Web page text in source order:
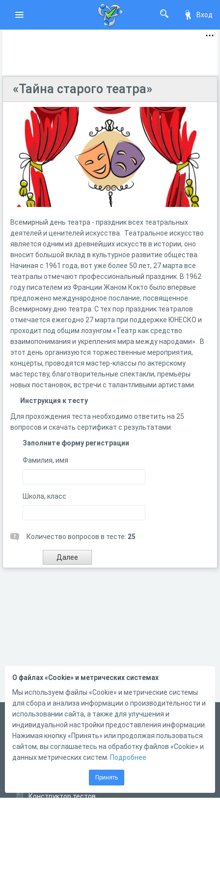
Вход
«Тайна старого театра»
Всемирный день театра - праздник всех театральных
деятелей и ценителей искусства. Театральное искусство
является одним из древнейших искусств в истории, оно
вносит большой вклад в культурное развитие общества.
Начиная с 1961 года, вот уже более 50 лет, 27 марта все
театралы отмечают профессиональный праздник. В 1962
году писателем из Франции Жаном Кокто было впервые
предложено международное послание, посвященное
Всемирному дню театра. С тех пор праздник театралов
отмечается ежегодно 27 марта при поддержке ЮНЕСКО и
проходит под общим лозунгом «Театр как средство
взаимопонимания и укрепления мира между народами». В
этот день организуются торжественные мероприятия,
концерты, проводятся мастер-классы по актерскому
мастерству, благотворительные спектакли, премьеры
новых постановок, встречи с талантливыми артистами.
Инструкция к тесту
Для прохождения теста необходимо ответить на 25
вопросов и скачать сертификат с результатами.
Заполните форму регистрации
Фамилия, имя
Школа, класс
Количество вопросов в тесте: 25
Русский
Справка
Форма обратной связи
Конструктор тестов
О файлах «Cookie» и метрических системах
Мы используем файлы «Cookie» и метрические системы
для сбора и анализа информации о производительности и
использовании сайта, а также для улучшения и
индивидуальной настройки предоставления информации.
Нажимая кнопку «Принять» или продолжая пользоваться
сайтом, вы соглашаетесь на обработку файлов «Cookie» и
данных метрических систем. Подробнее
Принять